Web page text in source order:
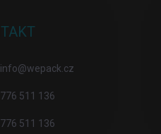
info@wepack.cz
776 511 136
776 511 136